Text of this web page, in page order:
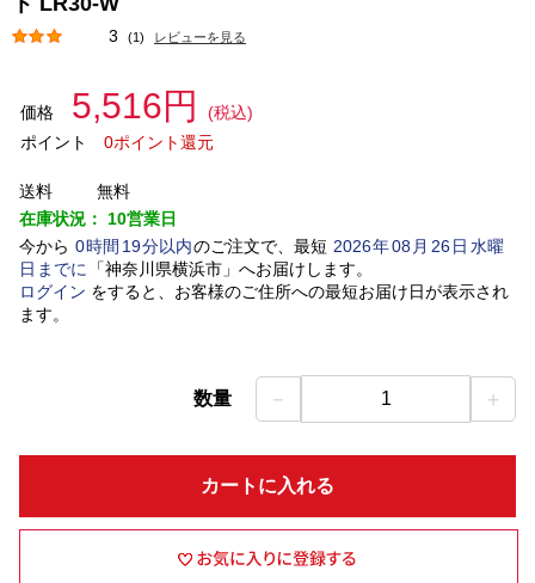
3 (1) レビューを見る
価格 5,516円
(税込)
ポイント
0ポイント還元
送料
無料
在庫状況： 10営業日
今から 0時間 19分以内のご注文で、最短 2026年08 月 26日水曜
日 までに 「神奈川県横浜市」 へお届けします。
ログイン をすると、お客様のご住所への最短お届け日が表示され
ます。
数量 － 1 ＋
カートに入れる